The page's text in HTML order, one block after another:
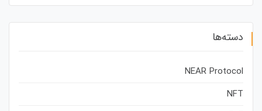
دسته‌ها
NEAR Protocol
NFT